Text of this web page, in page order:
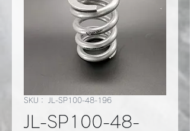
SKU： JL-SP100-48-196
JL-SP100-48-